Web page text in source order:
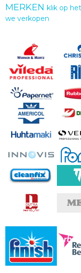
MERKENklik op
we verkopen